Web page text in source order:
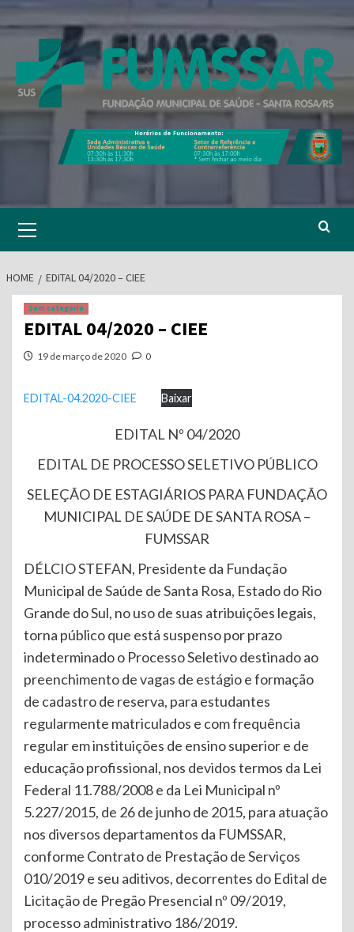
to
Menu
HOME EDITAL 04/2020 – CIEE
Sem categoria
EDITAL 04/2020 – CIEE
19 de março de 2020 0
EDITAL-04.2020-CIEE Baixar
EDITAL Nº 04/2020
EDITAL DE PROCESSO SELETIVO PÚBLICO
SELEÇÃO DE ESTAGIÁRIOS PARA FUNDAÇÃO
MUNICIPAL DE SAÚDE DE SANTA ROSA –
FUMSSAR
DÉLCIO STEFAN, Presidente da Fundação
Municipal de Saúde de Santa Rosa, Estado do Rio
Grande do Sul, no uso de suas atribuições legais,
torna público que está suspenso por prazo
indeterminado o Processo Seletivo destinado ao
preenchimento de vagas de estágio e formação
de cadastro de reserva, para estudantes
regularmente matriculados e com frequência
regular em instituições de ensino superior e de
educação profissional, nos devidos termos da Lei
Federal 11.788/2008 e da Lei Municipal nº
5.227/2015, de 26 de junho de 2015, para atuação
nos diversos departamentos da FUMSSAR,
conforme Contrato de Prestação de Serviços
010/2019 e seu aditivos, decorrentes do Edital de
Licitação de Pregão Presencial nº 09/2019,
processo administrativo 186/2019.